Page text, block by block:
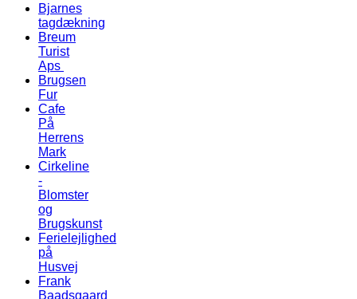
Bjarnes
tagdækning
Breum
Turist
Aps
Brugsen
Fur
Cafe
På
Herrens
Mark
Cirkeline
-
Blomster
og
Brugskunst
Ferielejlighed
på
Husvej
Frank
Baadsgaard